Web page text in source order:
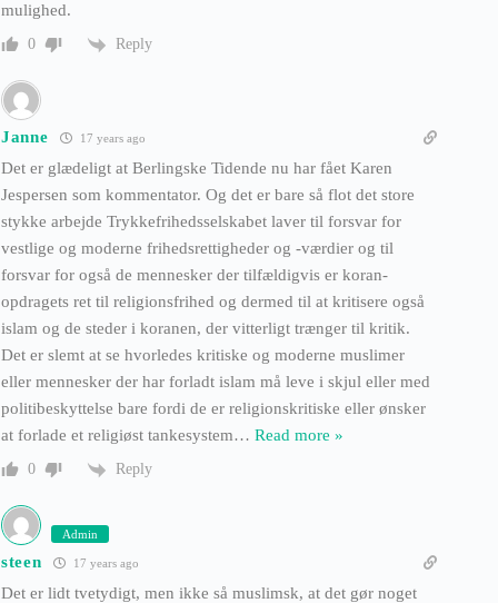
mulighed.
0 Reply
Janne 17 years ago
Det er glædeligt at Berlingske Tidende nu har fået Karen
Jespersen som kommentator. Og det er bare så flot det store
stykke arbejde Trykkefrihedsselskabet laver til forsvar for
vestlige og moderne frihedsrettigheder og -værdier og til
forsvar for også de mennesker der tilfældigvis er koran-
opdragets ret til religionsfrihed og dermed til at kritisere også
islam og de steder i koranen, der vitterligt trænger til kritik.
Det er slemt at se hvorledes kritiske og moderne muslimer
eller mennesker der har forladt islam må leve i skjul eller med
politibeskyttelse bare fordi de er religionskritiske eller ønsker
at forlade et religiøst tankesystem… Read more »
0 Reply
Admin
steen 17 years ago
Det er lidt tvetydigt, men ikke så muslimsk, at det gør noget